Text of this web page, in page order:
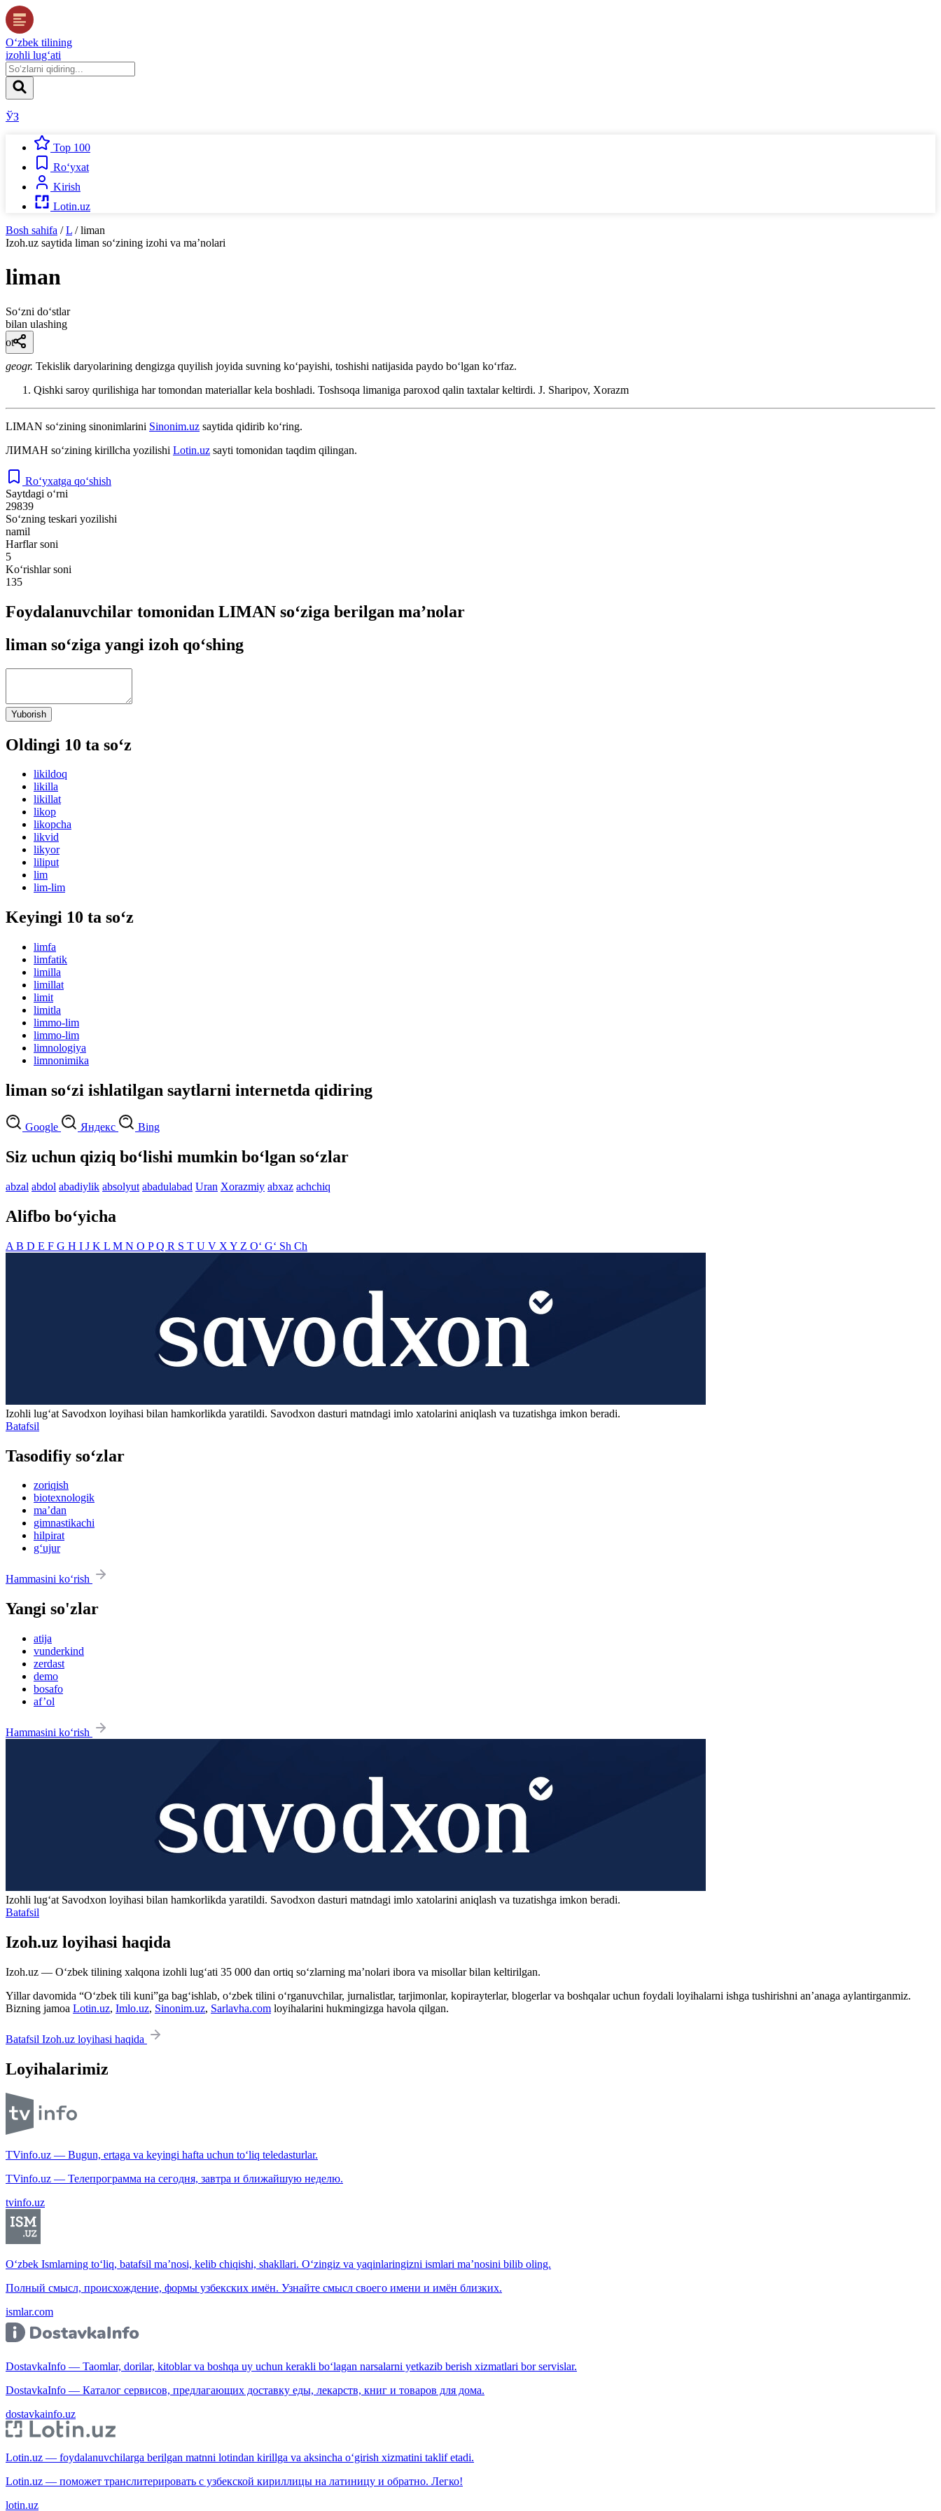
O‘zbek tilining
izohli lug‘ati
ЎЗ
Top 100
Ro‘yxat
Kirish
Lotin.uz
Bosh sahifa / L / liman
Izoh.uz saytida liman so‘zining izohi va ma’nolari
liman
So‘zni do‘stlar
bilan ulashing
ot
geogr. Tekislik daryolarining dengizga quyilish joyida suvning koʻpayishi, toshishi natijasida paydo boʻlgan koʻrfaz.
Qishki saroy qurilishiga har tomondan materiallar kela boshladi. Toshsoqa limaniga paroxod qalin taxtalar keltirdi. J. Sharipov, Xorazm
LIMAN so‘zining sinonimlarini Sinonim.uz saytida qidirib ko‘ring.
ЛИМАН so‘zining kirillcha yozilishi Lotin.uz sayti tomonidan taqdim qilingan.
Ro‘yxatga qo‘shish
Saytdagi o‘rni
29839
So‘zning teskari yozilishi
namil
Harflar soni
5
Ko‘rishlar soni
135
Foydalanuvchilar tomonidan LIMAN so‘ziga berilgan ma’nolar
liman so‘ziga yangi izoh qo‘shing
Yuborish
Oldingi 10 ta so‘z
likildoq
likilla
likillat
likop
likopcha
likvid
likyor
liliput
lim
lim-lim
Keyingi 10 ta so‘z
limfa
limfatik
limilla
limillat
limit
limitla
limmo-lim
limmo-lim
limnologiya
limnonimika
liman so‘zi ishlatilgan saytlarni internetda qidiring
Google Яндекс Bing
Siz uchun qiziq bo‘lishi mumkin bo‘lgan so‘zlar
abzal abdol abadiylik absolyut abadulabad Uran Xorazmiy abxaz achchiq
Alifbo bo‘yicha
A B D E F G H I J K L M N O PQ R S T U V X Y Z O‘ G‘ Sh Ch
Izohli lugʻat Savodxon loyihasi bilan hamkorlikda yaratildi. Savodxon dasturi matndagi imlo xatolarini aniqlash va tuzatishga imkon beradi.
Batafsil
Tasodifiy so‘zlar
zoriqish
biotexnologik
maʼdan
gimnastikachi
hilpirat
g‘ujur
Hammasini ko‘rish
Yangi so'zlar
atija
vunderkind
zerdast
demo
bosafo
af’ol
Hammasini ko‘rish
Izohli lugʻat Savodxon loyihasi bilan hamkorlikda yaratildi. Savodxon dasturi matndagi imlo xatolarini aniqlash va tuzatishga imkon beradi.
Batafsil
Izoh.uz loyihasi haqida
Izoh.uz — O‘zbek tilining xalqona izohli lug‘ati 35 000 dan ortiq so‘zlarning ma’nolari ibora va misollar bilan keltirilgan.
Yillar davomida “O‘zbek tili kuni”ga bag‘ishlab, o‘zbek tilini o‘rganuvchilar, jurnalistlar, tarjimonlar, kopirayterlar, blogerlar va boshqalar uchun foydali loyihalarni ishga tushirishni an’anaga aylantirganmiz.
Bizning jamoa Lotin.uz, Imlo.uz, Sinonim.uz, Sarlavha.com loyihalarini hukmingizga havola qilgan.
Batafsil Izoh.uz loyihasi haqida
Loyihalarimiz
TVinfo.uz — Bugun, ertaga va keyingi hafta uchun to‘liq teledasturlar.
TVinfo.uz — Телепрограмма на сегодня, завтра и ближайшую неделю.
tvinfo.uz
O‘zbek Ismlarning to‘liq, batafsil ma’nosi, kelib chiqishi, shakllari. O‘zingiz va yaqinlaringizni ismlari ma’nosini bilib oling.
Полный смысл, происхождение, формы узбекских имён. Узнайте смысл своего имени и имён близких.
ismlar.com
DostavkaInfo — Taomlar, dorilar, kitoblar va boshqa uy uchun kerakli bo‘lagan narsalarni yetkazib berish xizmatlari bor servislar.
DostavkaInfo — Каталог сервисов, предлагающих доставку еды, лекарств, книг и товаров для дома.
dostavkainfo.uz
Lotin.uz — foydalanuvchilarga berilgan matnni lotindan kirillga va aksincha o‘girish xizmatini taklif etadi.
Lotin.uz — поможет транслитерировать с узбекской кириллицы на латиницу и обратно. Легко!
lotin.uz